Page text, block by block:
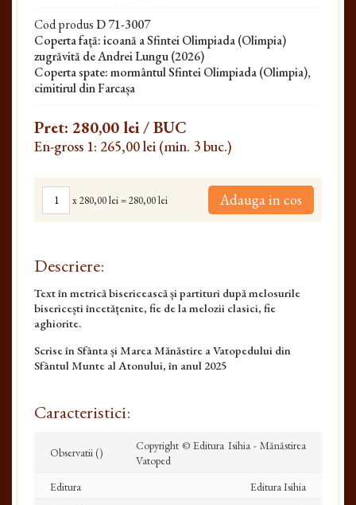
Cod produsD 71-3007
Coperta față: icoană a Sfintei Olimpiada (Olimpia)
zugrăvită de Andrei Lungu (2026)
Coperta spate: mormântul Sfintei Olimpiada (Olimpia),
cimitirul din Farcașa
Pret: 280,00 lei/ BUC
En-gross 1: 265,00 lei (min. 3 buc.)
x280,00 lei=280,00 lei Adauga in cos
Descriere:
Text în metrică bisericească și partituri după melosurile
bisericești încetățenite, fie de la melozii clasici, fie
aghiorite.
Scrise în Sfânta și Marea Mănăstire a Vatopedului din
Sfântul Munte al Atonului, în anul 2025
Caracteristici:
Observatii ()
Copyright ©️ Editura Isihia - Mănăstirea
Vatoped
Editura
Editura Isihia